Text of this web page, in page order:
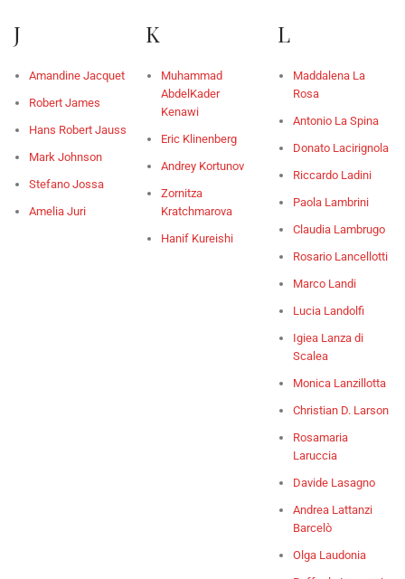
J
Amandine Jacquet
Robert James
Hans Robert Jauss
Mark Johnson
Stefano Jossa
Amelia Juri
K
Muhammad
AbdelKader
Kenawi
Eric Klinenberg
Andrey Kortunov
Zornitza
Kratchmarova
Hanif Kureishi
L
Maddalena La
Rosa
Antonio La Spina
Donato Lacirignola
Riccardo Ladini
Paola Lambrini
Claudia Lambrugo
Rosario Lancellotti
Marco Landi
Lucia Landolfi
Igiea Lanza di
Scalea
Monica Lanzillotta
Christian D. Larson
Rosamaria
Laruccia
Davide Lasagno
Andrea Lattanzi
Barcelò
Olga Laudonia